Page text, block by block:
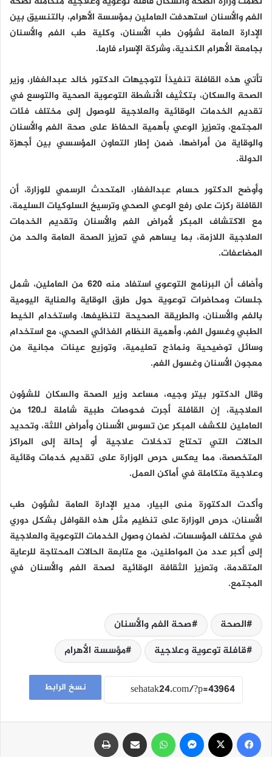
الفم والأسنان استهدفت العاملين بمؤسسة الأهرام، بالتنسيق بين
الإدارة العامة لشؤون طب الأسنان، وكلية طب الفم والأسنان
بجامعة الأهرام الكندية، وشركة الإسراء فارما.
تأتي هذه القافلة تنفيذاً لتوجيهات الدكتور خالد عبدالغفار، وزير
الصحة والسكان، بتكثيف الأنشطة التوعوية الصحية والتوسع في
تقديم الخدمات الوقائية والعلاجية للوصول إلى مختلف فئات
المجتمع، وتعزيز الوعي بأهمية الحفاظ على صحة الفم والأسنان
والوقاية من أمراضها، ضمن إطار التعاون المؤسسي بين أجهزة
الدولة.
وأوضح الدكتور حسام عبدالغفار، المتحدث الرسمي للوزارة، أن
القافلة ركزت على رفع الوعي الصحي وترسيخ السلوكيات السليمة،
مع الاكتشاف المبكر لأمراض الفم والأسنان وتقديم الخدمات
العلاجية اللازمة، بما يساهم في تعزيز الصحة العامة والحد من
المضاعفات.
وأضاف أن البرنامج التوعوي استفاد منه 620 من العاملين، شمل
جلسات ومحاضرات توعوية حول طرق الوقاية والعناية اليومية
بالفم والأسنان، والطريقة الصحيحة لتنظيفها، واستخدام الخيط
الطبي وغسول الفم، وأهمية النظام الغذائي الصحي، مع استخدام
وسائل توضيحية ونماذج تعليمية، وتوزيع عينات مجانية من
معجون الأسنان وغسول الفم.
وقال الدكتور بيتر وجيه، مساعد وزير الصحة والسكان للشؤون
العلاجية، إن القافلة أجرت فحوصات طبية شاملة لـ120 من
العاملين للكشف المبكر عن تسوس الأسنان وأمراض اللثة، وتحديد
الحالات التي تحتاج تدخلات علاجية أو إحالة إلى المراكز
المتخصصة، مما يعكس حرص الوزارة على تقديم خدمات وقائية
وعلاجية متكاملة في أماكن العمل.
وأكدت الدكتورة منى البيار، مدير الإدارة العامة لشؤون طب
الأسنان، حرص الوزارة على تنظيم مثل هذه القوافل بشكل دوري
في مختلف المؤسسات، لضمان وصول الخدمات التوعوية والعلاجية
إلى أكبر عدد من المواطنين، مع متابعة الحالات المحتاجة للرعاية
المتقدمة، وتعزيز الثقافة الوقائية لصحة الفم والأسنان في
المجتمع.
الصحة
صحة الفم والأسنان
قافلة توعوية وعلاجية
مؤسسة الأهرام
نسخ الرابط
فيسبوك ماسنجر واتساب مشاركة عبر البريد